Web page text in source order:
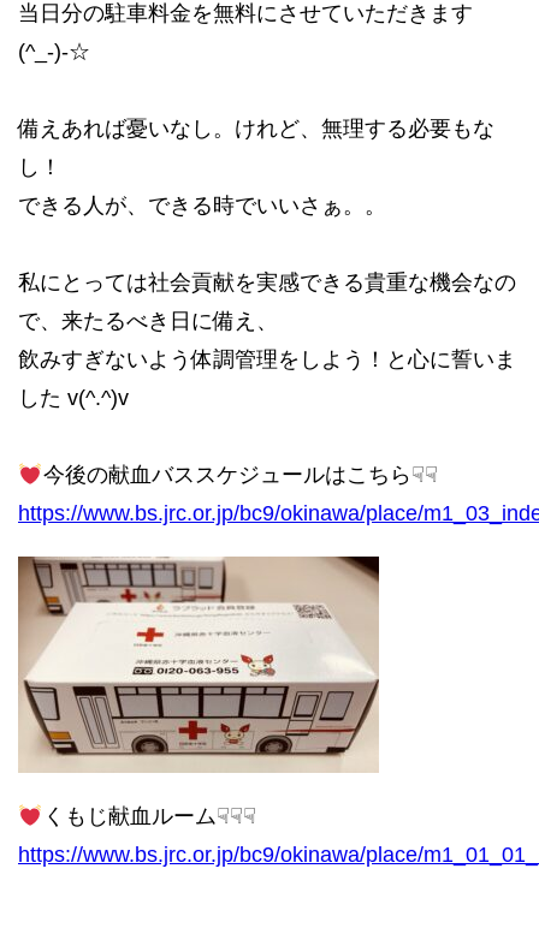
当日分の駐車料金を無料にさせていただきます
(^_-)-☆
備えあれば憂いなし。けれど、無理する必要もな
し！
できる人が、できる時でいいさぁ。。
私にとっては社会貢献を実感できる貴重な機会なの
で、来たるべき日に備え、
飲みすぎないよう体調管理をしよう！と心に誓いま
した v(^.^)v
今後の献血バススケジュールはこちら☟☟
https://www.bs.jrc.or.jp/bc9/okinawa/place/
くもじ献血ルーム☟☟☟
https://www.bs.jrc.or.jp/bc9/okinawa/place/